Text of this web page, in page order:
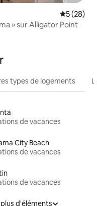
Note
5 (28)
» sur Alligator Point
types de logements
de vacances
City Beach
de vacances
de vacances
d'éléments